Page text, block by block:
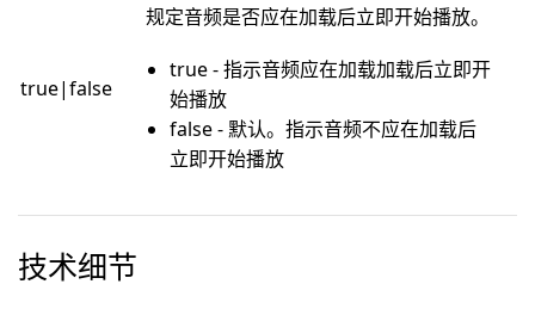
true|false
规定音频是否应在加载后立即开始播放。
true - 指示音频应在加载加载后立即开
始播放
false - 默认。指示音频不应在加载后
立即开始播放
技术细节